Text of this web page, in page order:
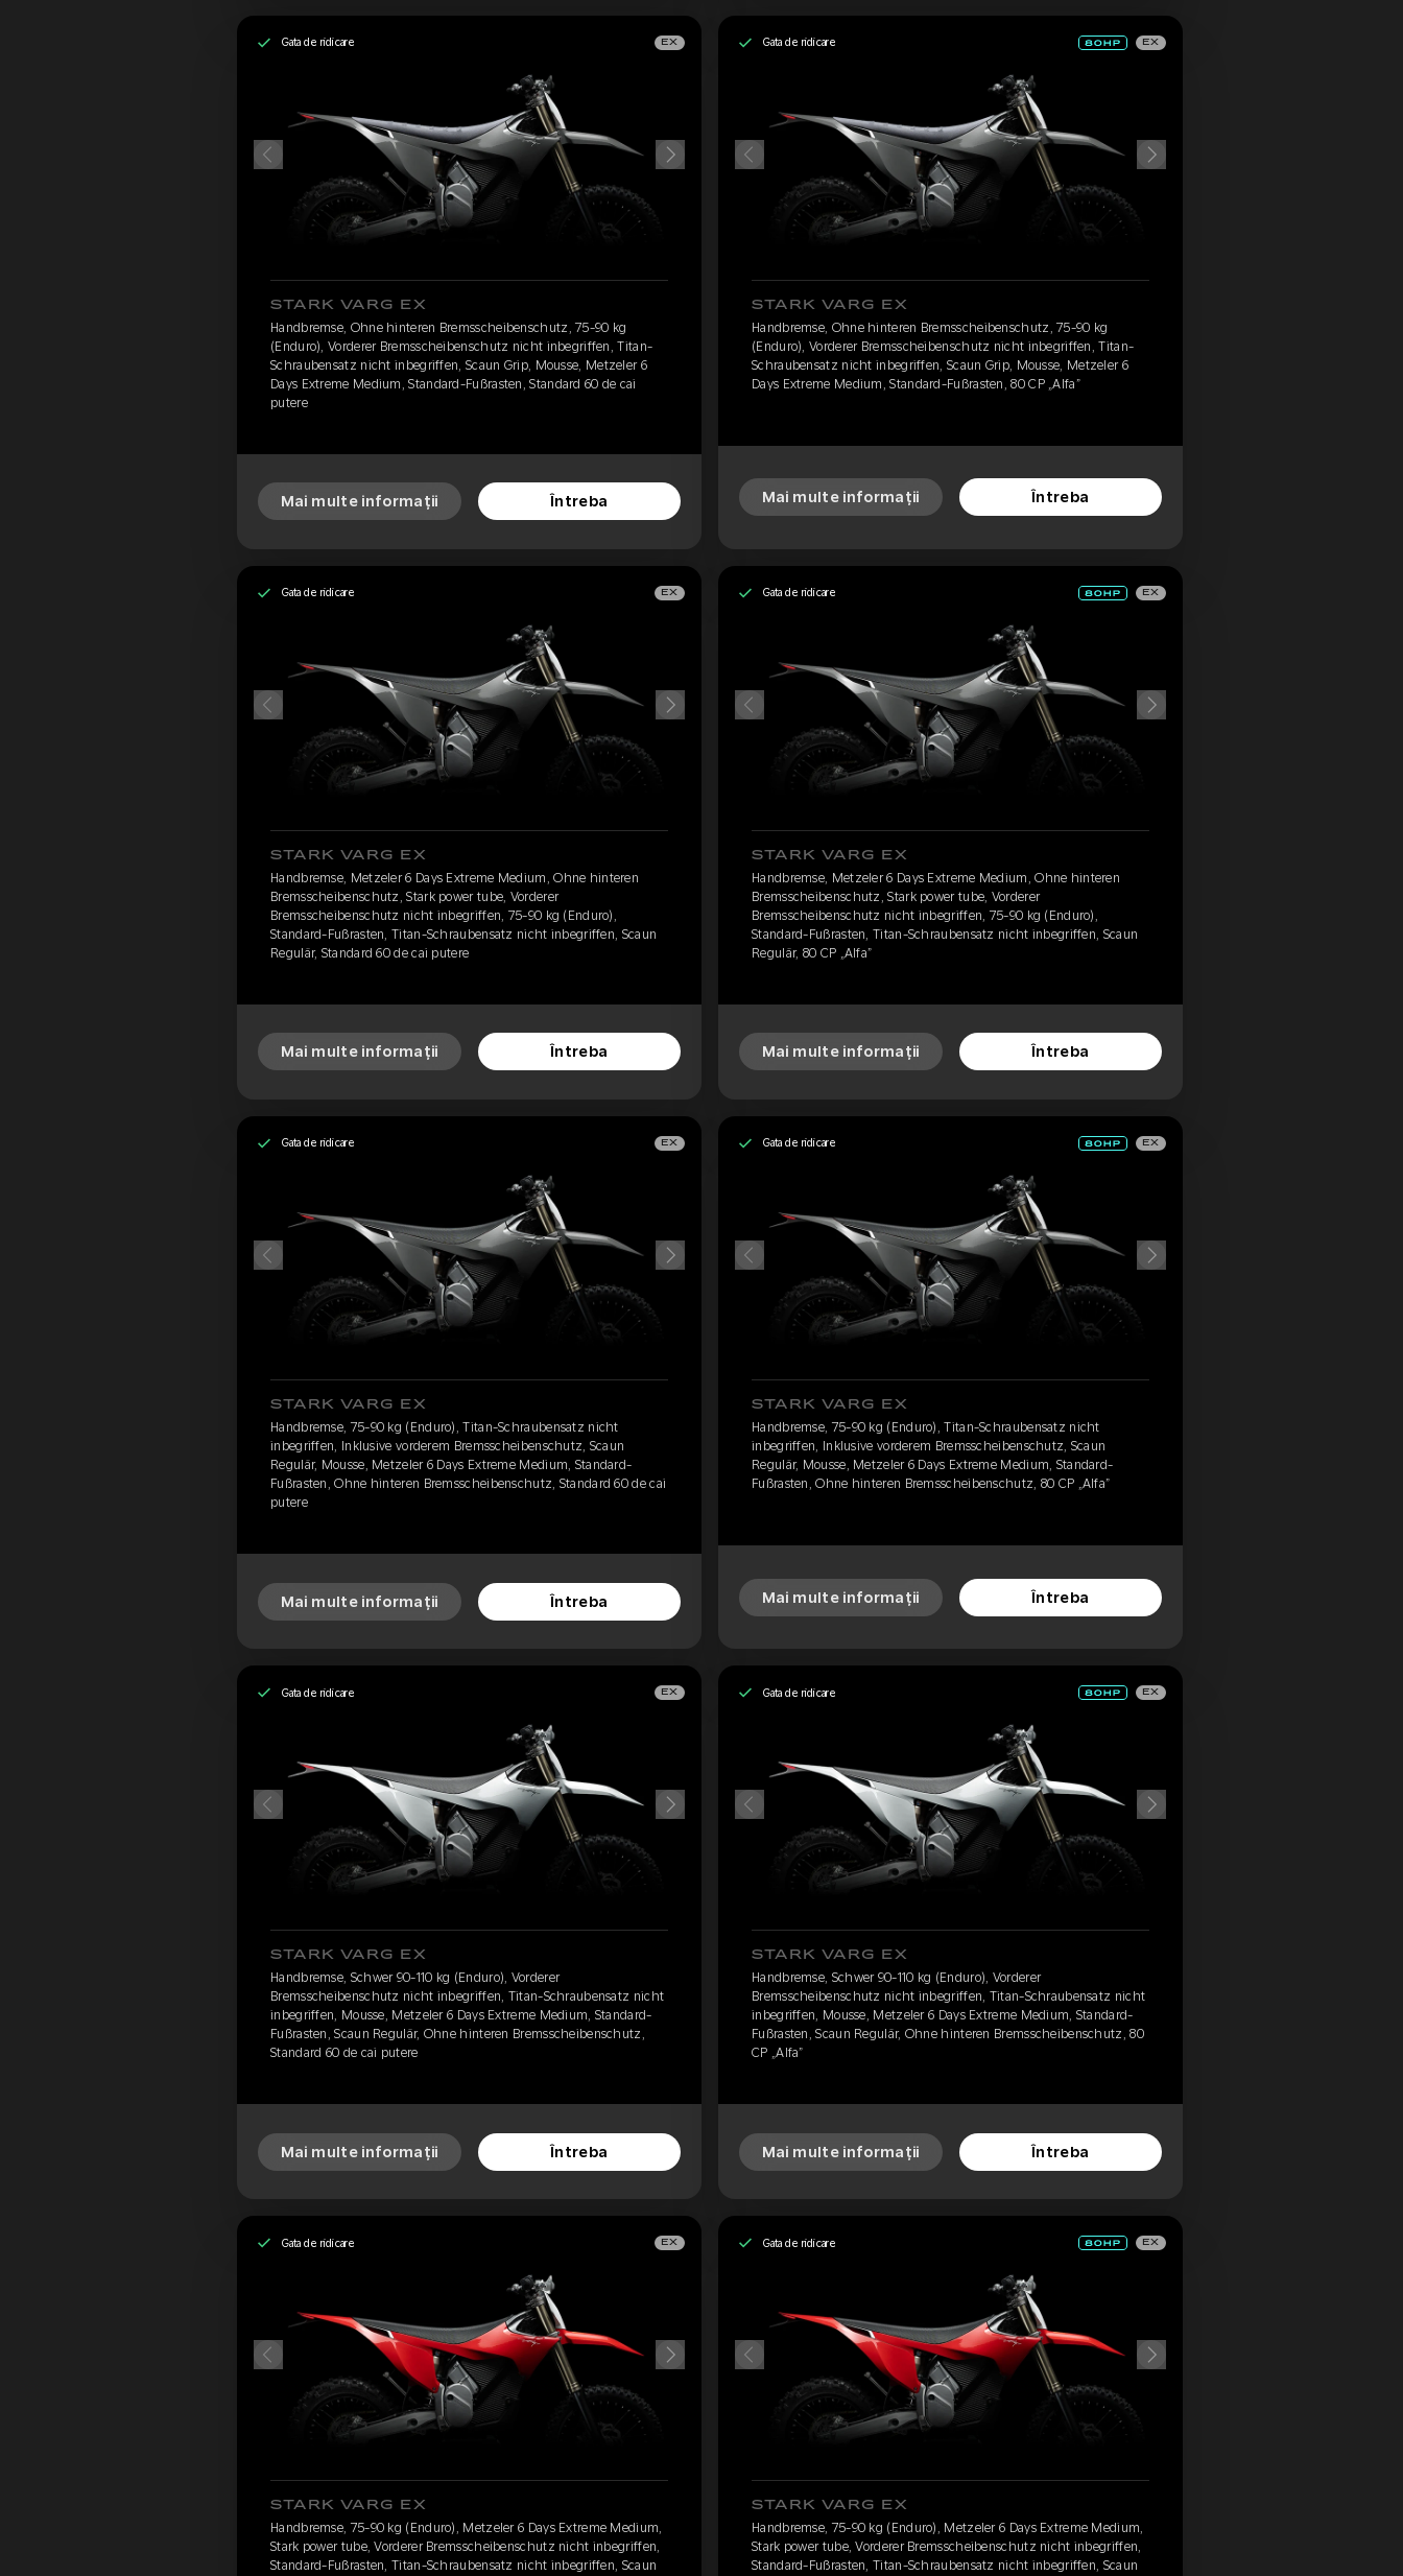
Gata de ridicare EX
STARK VARG EX
Handbremse, Ohne hinteren Bremsscheibenschutz, 75-90 kg
(Enduro), Vorderer Bremsscheibenschutz nicht inbegriffen, Titan-
Schraubensatz nicht inbegriffen, Scaun Grip, Mousse, Metzeler 6
Days Extreme Medium, Standard-Fußrasten, Standard 60 de cai
putere
Mai multe informații Întreba
Gata de ridicare EX
STARK VARG EX
Handbremse, Ohne hinteren Bremsscheibenschutz, 75-90 kg
(Enduro), Vorderer Bremsscheibenschutz nicht inbegriffen, Titan-
Schraubensatz nicht inbegriffen, Scaun Grip, Mousse, Metzeler 6
Days Extreme Medium, Standard-Fußrasten, 80 CP „Alfa”
Mai multe informații Întreba
Gata de ridicare EX
STARK VARG EX
Handbremse, Metzeler 6 Days Extreme Medium, Ohne hinteren
Bremsscheibenschutz, Stark power tube, Vorderer
Bremsscheibenschutz nicht inbegriffen, 75-90 kg (Enduro),
Standard-Fußrasten, Titan-Schraubensatz nicht inbegriffen, Scaun
Regulär, Standard 60 de cai putere
Mai multe informații Întreba
Gata de ridicare EX
STARK VARG EX
Handbremse, Metzeler 6 Days Extreme Medium, Ohne hinteren
Bremsscheibenschutz, Stark power tube, Vorderer
Bremsscheibenschutz nicht inbegriffen, 75-90 kg (Enduro),
Standard-Fußrasten, Titan-Schraubensatz nicht inbegriffen, Scaun
Regulär, 80 CP „Alfa”
Mai multe informații Întreba
Gata de ridicare EX
STARK VARG EX
Handbremse, 75-90 kg (Enduro), Titan-Schraubensatz nicht
inbegriffen, Inklusive vorderem Bremsscheibenschutz, Scaun
Regulär, Mousse, Metzeler 6 Days Extreme Medium, Standard-
Fußrasten, Ohne hinteren Bremsscheibenschutz, Standard 60 de cai
putere
Mai multe informații Întreba
Gata de ridicare EX
STARK VARG EX
Handbremse, 75-90 kg (Enduro), Titan-Schraubensatz nicht
inbegriffen, Inklusive vorderem Bremsscheibenschutz, Scaun
Regulär, Mousse, Metzeler 6 Days Extreme Medium, Standard-
Fußrasten, Ohne hinteren Bremsscheibenschutz, 80 CP „Alfa”
Mai multe informații Întreba
Gata de ridicare EX
STARK VARG EX
Handbremse, Schwer 90-110 kg (Enduro), Vorderer
Bremsscheibenschutz nicht inbegriffen, Titan-Schraubensatz nicht
inbegriffen, Mousse, Metzeler 6 Days Extreme Medium, Standard-
Fußrasten, Scaun Regulär, Ohne hinteren Bremsscheibenschutz,
Standard 60 de cai putere
Mai multe informații Întreba
Gata de ridicare EX
STARK VARG EX
Handbremse, Schwer 90-110 kg (Enduro), Vorderer
Bremsscheibenschutz nicht inbegriffen, Titan-Schraubensatz nicht
inbegriffen, Mousse, Metzeler 6 Days Extreme Medium, Standard-
Fußrasten, Scaun Regulär, Ohne hinteren Bremsscheibenschutz, 80
CP „Alfa”
Mai multe informații Întreba
Gata de ridicare EX
STARK VARG EX
Handbremse, 75-90 kg (Enduro), Metzeler 6 Days Extreme Medium,
Stark power tube, Vorderer Bremsscheibenschutz nicht inbegriffen,
Standard-Fußrasten, Titan-Schraubensatz nicht inbegriffen, Scaun
Gata de ridicare EX
STARK VARG EX
Handbremse, 75-90 kg (Enduro), Metzeler 6 Days Extreme Medium,
Stark power tube, Vorderer Bremsscheibenschutz nicht inbegriffen,
Standard-Fußrasten, Titan-Schraubensatz nicht inbegriffen, Scaun